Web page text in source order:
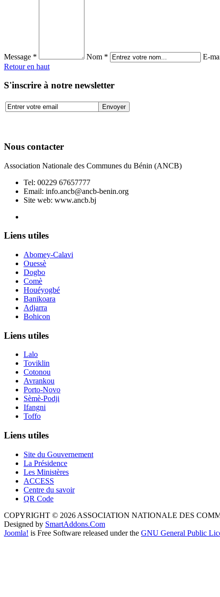
Message * Nom *
E-
Retour en haut
S'inscrire à notre newsletter
Nous contacter
Association Nationale des Communes du Bénin (ANCB)
Tel: 00229 67657777
Email: info.ancb@ancb-benin.org
Site web: www.ancb.bj
Liens utiles
Abomey-Calavi
Ouessè
Dogbo
Comè
Houéyogbé
Banikoara
Adjarra
Bohicon
Liens utiles
Lalo
Toviklin
Cotonou
Avrankou
Porto-Novo
Sèmè-Podji
Ifangni
Toffo
Liens utiles
Site du Gouvernement
La Présidence
Les Ministères
ACCESS
Centre du savoir
QR Code
COPYRIGHT © 2026 ASSOCIATION NATIONALE DES
Designed by SmartAddons.Com
Joomla! is Free Software released under the GNU General Public